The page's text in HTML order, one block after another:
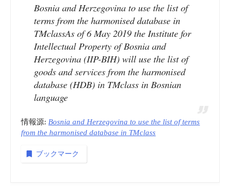
Bosnia and Herzegovina to use the list of
terms from the harmonised database in
TMclassAs of 6 May 2019 the Institute for
Intellectual Property of Bosnia and
Herzegovina (IIP-BIH) will use the list of
goods and services from the harmonised
database (HDB) in TMclass in Bosnian
language
情報源: Bosnia and Herzegovina to use the list of terms
from the harmonised database in TMclass
ブックマーク